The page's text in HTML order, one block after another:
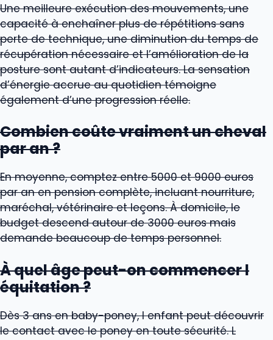
Une meilleure exécution des mouvements, une
capacité à enchaîner plus de répétitions sans
perte de technique, une diminution du temps de
récupération nécessaire et l’amélioration de la
posture sont autant d’indicateurs. La sensation
d’énergie accrue au quotidien témoigne
également d’une progression réelle.
Combien coûte vraiment un cheval
par an ?
En moyenne, comptez entre 5000 et 9000 euros
par an en pension complète, incluant nourriture,
maréchal, vétérinaire et leçons. À domicile, le
budget descend autour de 3000 euros mais
demande beaucoup de temps personnel.
À quel âge peut-on commencer l
équitation ?
Dès 3 ans en baby-poney, l enfant peut découvrir
le contact avec le poney en toute sécurité. L